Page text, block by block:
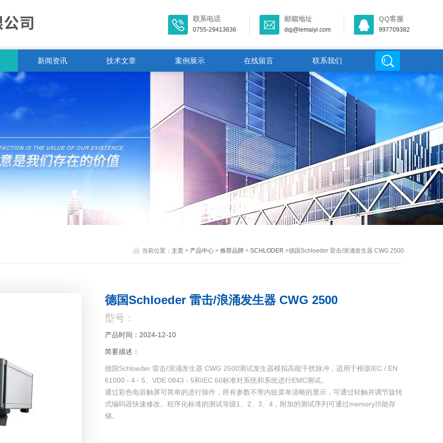
联系电话
0755-29413636
邮箱地址
dqj@lemaiyi.com
QQ客服
997709382
新闻资讯 技术文章 案例展示 在线留言 联系我们
当前位置： 主页> 产品中心> 推荐品牌> SCHLODER >德国Schloeder 雷击/浪涌发生器 CWG 2500
德国Schloeder 雷击/浪涌发生器 CWG 2500
型号：
产品时间：2024-12-10
简要描述：
德国Schloeder 雷击/浪涌发生器 CWG 2500测试发生器模拟高能干扰脉冲，适用于根据IEC / EN
61000 - 4 - 5、VDE 0843 - 5和IEC 60标准对系统和系统进行EMC测试。
通过彩色电容触屏可简单的进行操作，所有参数不带内嵌菜单清晰的显示，可通过轻触并调节旋转
式编码器快速修改。程序化标准的测试等级1、2、3、4，附加的测试序列可通过memory功能存
储。